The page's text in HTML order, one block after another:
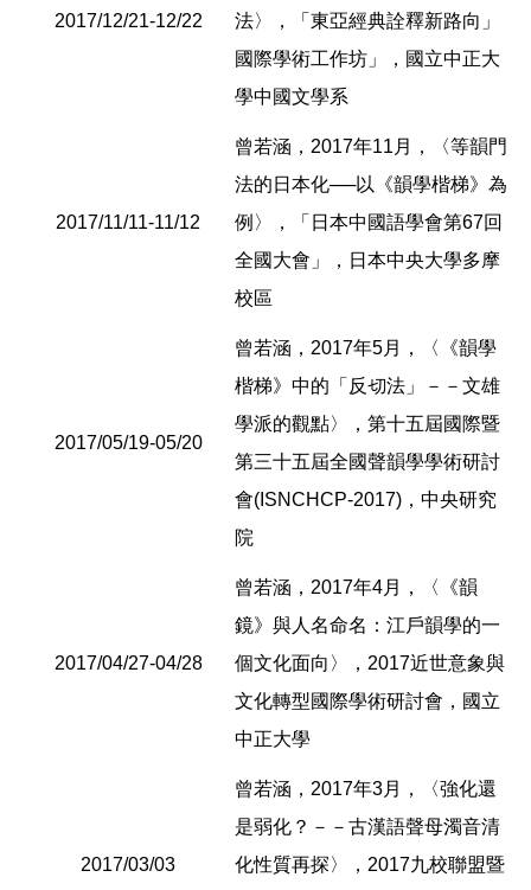
2017/12/21-12/22
法〉，「東亞經典詮釋新路向」
國際學術工作坊」，國立中正大
學中國文學系
2017/11/11-11/12
曾若涵，2017年11月，〈等韻門
法的日本化──以《韻學楷梯》為
例〉，「日本中國語學會第67回
全國大會」，日本中央大學多摩
校區
2017/05/19-05/20
曾若涵，2017年5月，〈《韻學
楷梯》中的「反切法」－－文雄
學派的觀點〉，第十五屆國際暨
第三十五屆全國聲韻學學術研討
會(ISNCHCP-2017)，中央研究
院
2017/04/27-04/28
曾若涵，2017年4月，〈《韻
鏡》與人名命名：江戶韻學的一
個文化面向〉，2017近世意象與
文化轉型國際學術研討會，國立
中正大學
2017/03/03
曾若涵，2017年3月，〈強化還
是弱化？－－古漢語聲母濁音清
化性質再探〉，2017九校聯盟暨